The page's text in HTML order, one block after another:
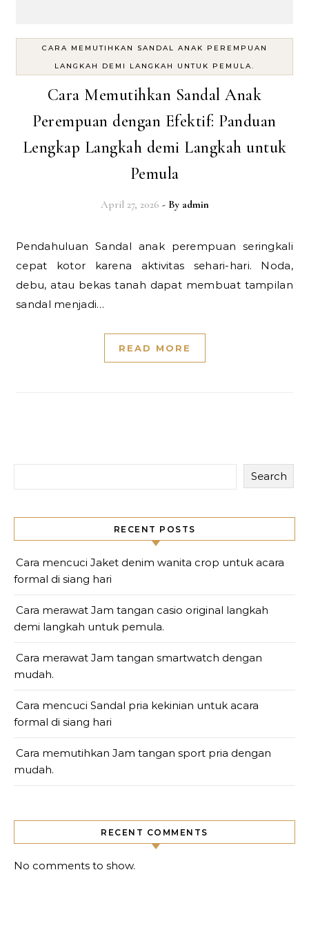
CARA MEMUTIHKAN SANDAL ANAK PEREMPUAN
LANGKAH DEMI LANGKAH UNTUK PEMULA.
Cara Memutihkan Sandal Anak
Perempuan dengan Efektif: Panduan
Lengkap Langkah demi Langkah untuk
Pemula
April 27, 2026 - By admin
Pendahuluan Sandal anak perempuan seringkali
cepat kotor karena aktivitas sehari-hari. Noda,
debu, atau bekas tanah dapat membuat tampilan
sandal menjadi…
READ MORE
Search
RECENT POSTS
Cara mencuci Jaket denim wanita crop untuk acara
formal di siang hari
Cara merawat Jam tangan casio original langkah
demi langkah untuk pemula.
Cara merawat Jam tangan smartwatch dengan
mudah.
Cara mencuci Sandal pria kekinian untuk acara
formal di siang hari
Cara memutihkan Jam tangan sport pria dengan
mudah.
RECENT COMMENTS
No comments to show.